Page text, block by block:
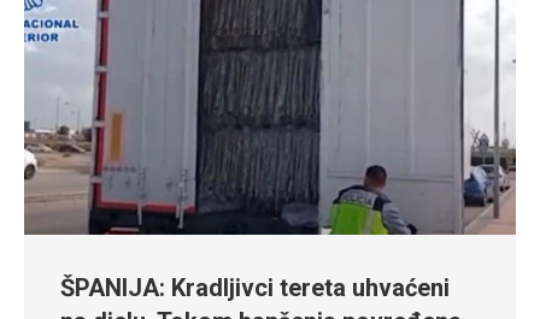
ŠPANIJA: Kradljivci tereta uhvaćeni